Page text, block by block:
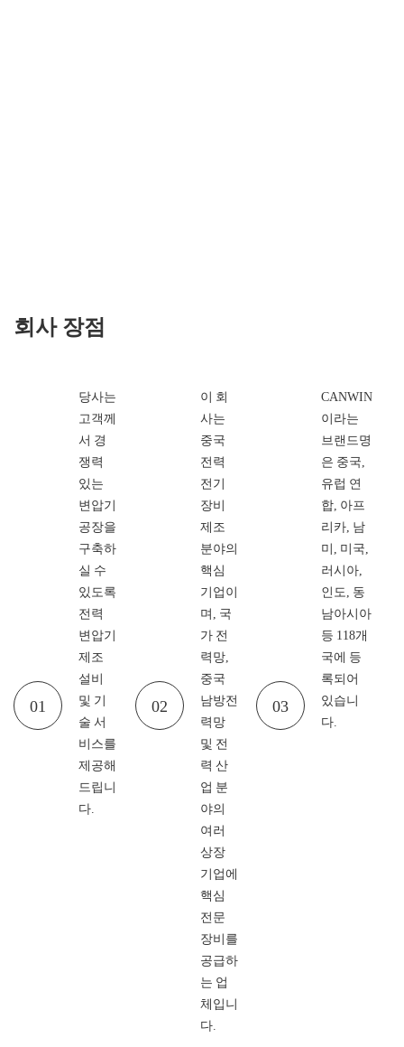
회사 장점
01
당사는
고객께
서 경
쟁력
있는
변압기
공장을
구축하
실 수
있도록
전력
변압기
제조
설비
및 기
술 서
비스를
제공해
드립니
다.
02
이 회
사는
중국
전력
전기
장비
제조
분야의
핵심
기업이
며, 국
가 전
력망,
중국
남방전
력망
및 전
력 산
업 분
야의
여러
상장
기업에
핵심
전문
장비를
공급하
는 업
체입니
다.
03
CANWIN
이라는
브랜드명
은 중국,
유럽 연
합, 아프
리카, 남
미, 미국,
러시아,
인도, 동
남아시아
등 118개
국에 등
록되어
있습니
다.